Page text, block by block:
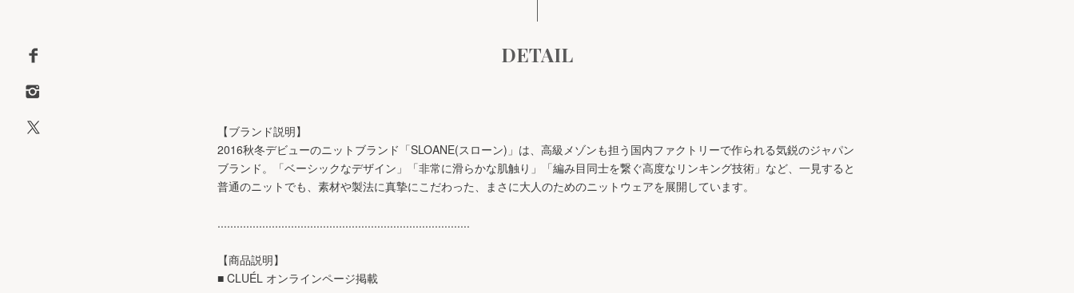
DETAIL
【ブランド説明】
2016秋冬デビューのニットブランド「SLOANE(スローン)」は、高級メゾンも担う国内ファクトリーで作られる気鋭のジャパン
ブランド。「ベーシックなデザイン」「非常に滑らかな肌触り」「編み目同士を繋ぐ高度なリンキング技術」など、一見すると
普通のニットでも、素材や製法に真摯にこだわった、まさに大人のためのニットウェアを展開しています。
...............................................................................
【商品説明】
■ CLUÉL オンラインページ掲載